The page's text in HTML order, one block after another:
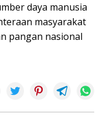
daya manusia
masyarakat
pangan nasional